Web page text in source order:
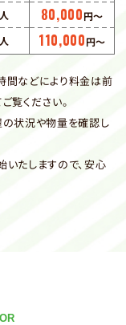
80,000円〜
110,000円〜
間などにより料金は前
覧ください。
の状況や物量を確認し
たしますので、安心